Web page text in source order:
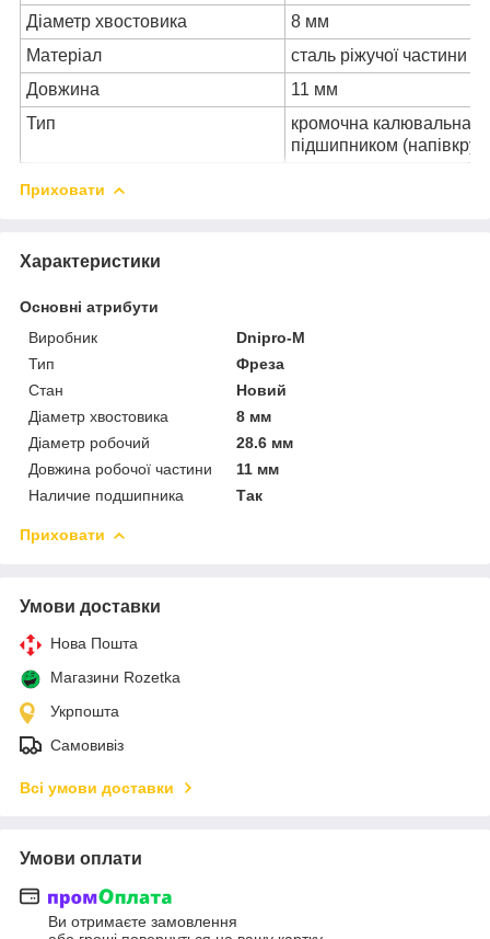
Діаметр хвостовика
8 мм
Матеріал
сталь ріжучої частини
Довжина
11 мм
Тип
кромочна калювальна з
підшипником
Приховати
Характеристики
Основні атрибути
Виробник
Dnipro-M
Тип
Фреза
Стан
Новий
Діаметр хвостовика
8 мм
Діаметр робочий
28.6 мм
Довжина робочої частини
11 мм
Наличие подшипника
Так
Приховати
Умови доставки
Нова Пошта
Магазини Rozetka
Укрпошта
Самовивіз
Всі умови доставки
Умови оплати
Ви отримаєте замовлення